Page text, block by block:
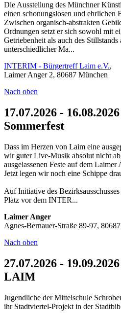
Die Ausstellung des Münchner
einen schonungslosen und ehrlichen
Zwischen organisch-abstrakten
Ordnungen setzt er sich sowohl mit
Getriebenheit als auch des
unterschiedlicher Ma...
INTERIM - Bürgertreff Laim e.V.,
Laimer Anger 2, 80687 München
Nach oben
17.07.2026 -
Sommerfest
Dass im Herzen von Laim eine
wir guter Live-Musik absolut nicht
ausgelassenen Feste auf dem
Jetzt legen wir noch eine Schippe
Auf Initiative des
Platz vor dem INTER...
Laimer Anger
Agnes-Bernauer-Straße 89-97,
Nach oben
27.07.2026 -
LAIM
Jugendliche der Mittelschule
ihr Stadtviertel-Projekt in der